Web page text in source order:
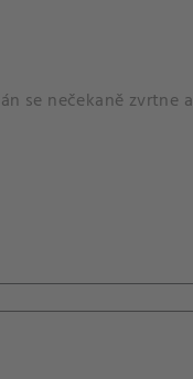
se nečekaně zvrtne a